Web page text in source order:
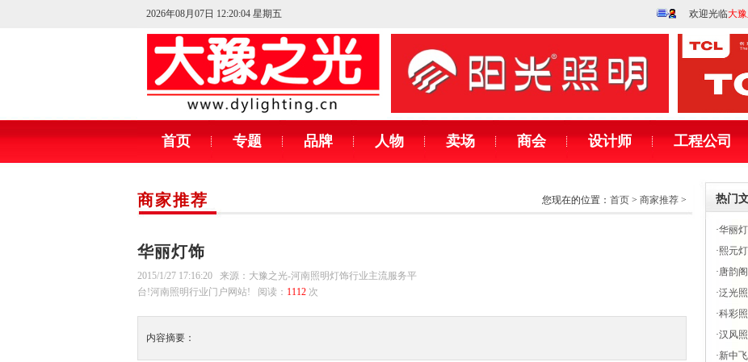
2026年08月07日 12:20:05 星期五 欢迎光临大
首页 专题 品牌 人物 卖场 商会 设计师 工程公司
商家推荐 您现在的位置： 首页 > 商家推荐 >
华丽灯饰
2015/1/27 17:16:20 来源：大豫之光-河南照明灯饰行业主流服务平
台!河南照明行业门户网站! 阅读： 1112 次
内容摘要：
热门
·华丽
·熙元
·唐韵阁
·泛光
·科彩
·汉风
·新中